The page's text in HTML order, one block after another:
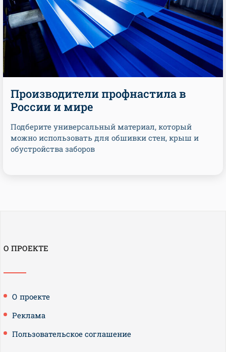
Производители профнастила в
России и мире
Подберите универсальный материал, который
можно использовать для обшивки стен, крыш и
обустройства заборов
О ПРОЕКТЕ
О проекте
Реклама
Пользовательское соглашение